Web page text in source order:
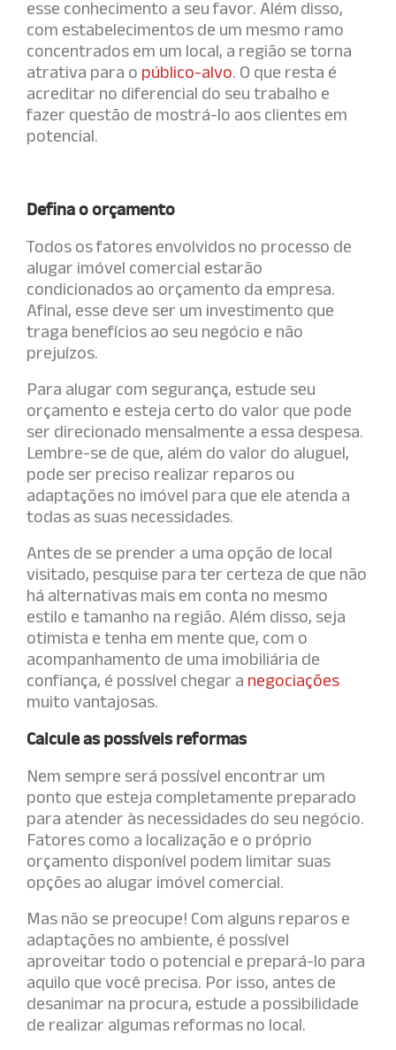
esse conhecimento a seu favor. Além disso,
com estabelecimentos de um mesmo ramo
concentrados em um local, a região se torna
atrativa para o público-alvo. O que resta é
acreditar no diferencial do seu trabalho e
fazer questão de mostrá-lo aos clientes em
potencial.
Defina o orçamento
Todos os fatores envolvidos no processo de
alugar imóvel comercial estarão
condicionados ao orçamento da empresa.
Afinal, esse deve ser um investimento que
traga benefícios ao seu negócio e não
prejuízos.
Para alugar com segurança, estude seu
orçamento e esteja certo do valor que pode
ser direcionado mensalmente a essa despesa.
Lembre-se de que, além do valor do aluguel,
pode ser preciso realizar reparos ou
adaptações no imóvel para que ele atenda a
todas as suas necessidades.
Antes de se prender a uma opção de local
visitado, pesquise para ter certeza de que não
há alternativas mais em conta no mesmo
estilo e tamanho na região. Além disso, seja
otimista e tenha em mente que, com o
acompanhamento de uma imobiliária de
confiança, é possível chegar a negociações
muito vantajosas.
Calcule as possíveis reformas
Nem sempre será possível encontrar um
ponto que esteja completamente preparado
para atender às necessidades do seu negócio.
Fatores como a localização e o próprio
orçamento disponível podem limitar suas
opções ao alugar imóvel comercial.
Mas não se preocupe! Com alguns reparos e
adaptações no ambiente, é possível
aproveitar todo o potencial e prepará-lo para
aquilo que você precisa. Por isso, antes de
desanimar na procura, estude a possibilidade
de realizar algumas reformas no local.